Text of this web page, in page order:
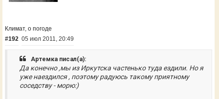
Климат, о погоде
#192 05 июл 2011, 20:49
Артемка писал(а):
Да конечно ,мы из Иркутска частенько туда ездили. Но я
уже наездился , поэтому радуюсь такому приятному
соседству - морю:)